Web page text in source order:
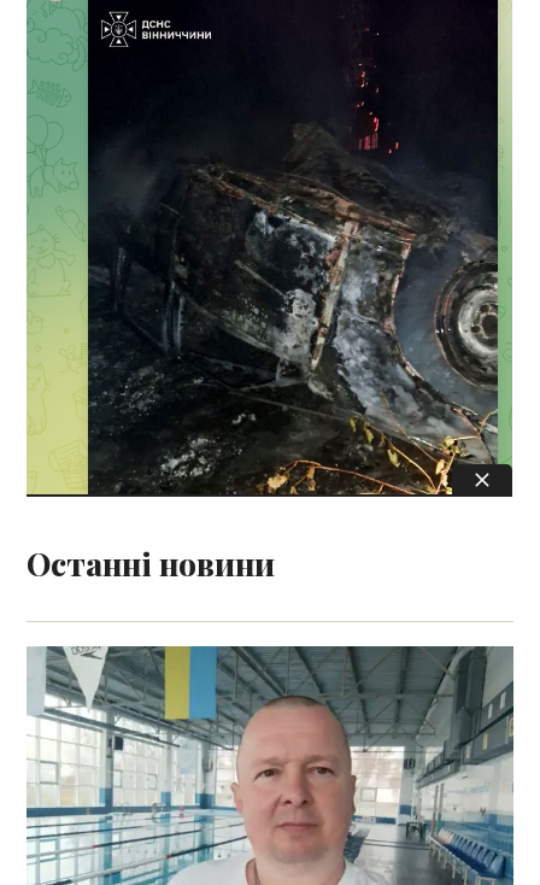
Останні новини